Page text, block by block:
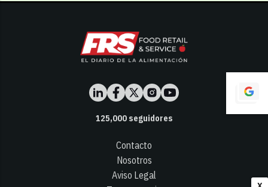
125,000seguidores
Contacto
Nosotros
Aviso Legal